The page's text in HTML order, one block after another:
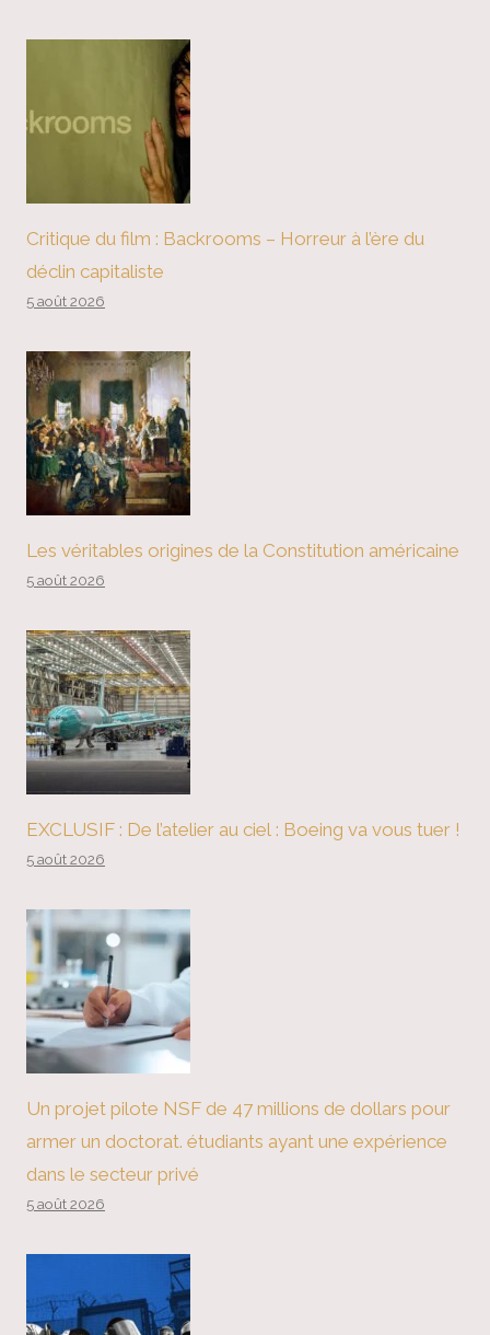
Critique du film : Backrooms – Horreur à l’ère du
déclin capitaliste
5 août 2026
Les véritables origines de la Constitution américaine
5 août 2026
EXCLUSIF : De l’atelier au ciel : Boeing va vous tuer !
5 août 2026
Un projet pilote NSF de 47 millions de dollars pour
armer un doctorat. étudiants ayant une expérience
dans le secteur privé
5 août 2026